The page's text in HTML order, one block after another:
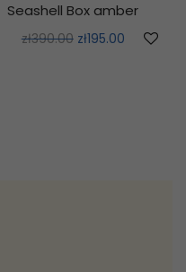
Seashell Box amber
zł390.00 zł195.00